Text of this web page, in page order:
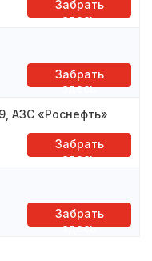
Забрать
здесь
Забрать
здесь
АЗС «Роснефть»
Забрать
здесь
Забрать
здесь